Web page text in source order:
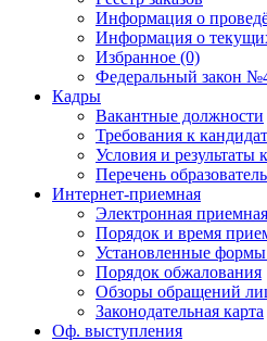
Информация о
Информация о
Избранное (0)
Федеральный закон
Кадры
Вакантные должности
Требования к
Условия и результаты
Перечень
Интернет-приемная
Электронная приемная
Порядок и время
Установленные
Порядок обжалования
Обзоры обращений
Законодательная карта
Оф. выступления